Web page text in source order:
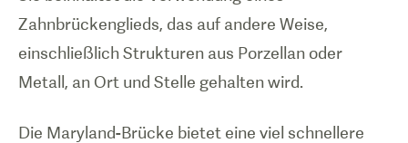
Zahnbrückenglieds, das auf andere Weise,
einschließlich Strukturen aus Porzellan oder
Metall, an Ort und Stelle gehalten wird.
Die Maryland-Brücke bietet eine viel schnellere